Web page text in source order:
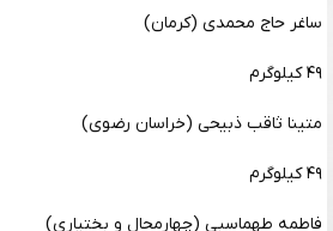
ساغر حاج محمدی (کرمان)
۴۹ کیلوگرم
متینا ثاقب ذبیحی (خراسان رضوی)
۴۹ کیلوگرم
فاطمه طهماسبی (چهارمحال و بختیاری)